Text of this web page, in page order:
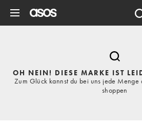
OH NEIN! DIESE MARKE IST
Zum Glück kannst du bei uns jede Menge
shoppen